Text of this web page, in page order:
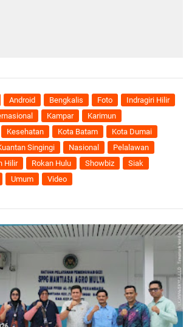
Android Bengkalis Foto
Indragiri Hilir
Kampar
Karimun
Kesehatan Kota Batam
Kota Dumai
Singingi Nasional
Pelalawan
Hilir Rokan Hulu Showbiz
Siak
Umum Video